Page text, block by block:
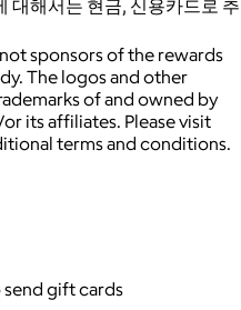
대해서는 현금, 신용카드로 추
sponsors of the rewards
The logos and other
of and owned by
its affiliates. Please visit
terms and conditions.
gift cards